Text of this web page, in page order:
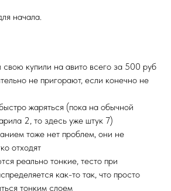
начала.
купили на авито всего за 500 руб
не пригорают, если конечно не
жаряться (пока на обычной
2, то здесь уже штук 7)
тоже нет проблем, они не
отходят
реально тонкие, тесто при
как-то так, что просто
тонким слоем